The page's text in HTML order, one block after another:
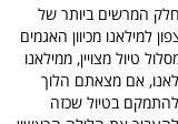
המרשים ביותר של
למילאנו מכיוון האגמים
טיול מצויין, ממילאנו
אם מצאתם הלוך
להתמקם בטיול שכזה